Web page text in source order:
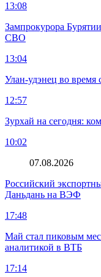
13:08
Зампрокурора
СВО
13:04
Улан-удэнец во время
12:57
Зурхай на сегодня:
10:02
07.08.2026
Российский
Даньдань на ВЭФ
17:48
Май стал пиковым
аналитикой в ВТБ
17:14